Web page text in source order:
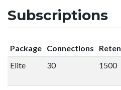
Subscriptions
Package Connections
Elite
30 1500